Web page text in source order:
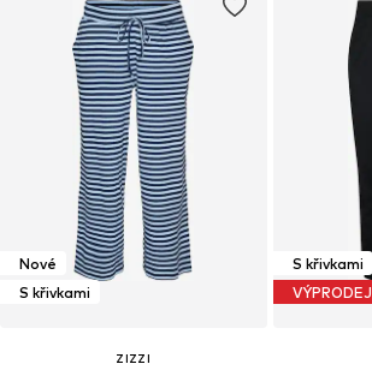
Nové
S křivkami
ZIZZI
S křivkami
VÝPRODEJ